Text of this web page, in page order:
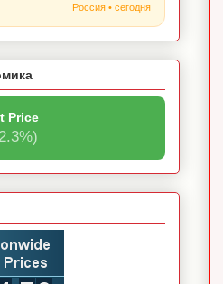
Россия • сегодня
Price